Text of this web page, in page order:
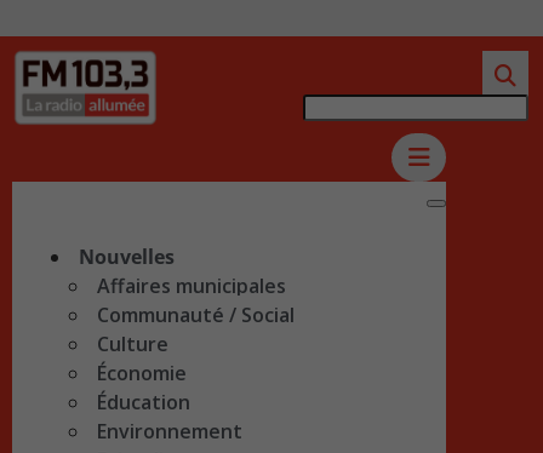
Nouvelles
Affaires municipales
Communauté / Social
Culture
Économie
Éducation
Environnement